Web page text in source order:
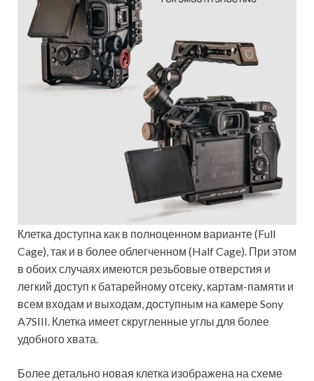
Клетка доступна как в полноценном варианте (Full
Cage), так и в более облегченном (Half Cage). При этом
в обоих случаях имеются резьбовые отверстия и
легкий доступ к батарейному отсеку, картам-памяти и
всем входам и выходам, доступным на камере Sony
A7SIII. Клетка имеет скругленные углы для более
удобного хвата.
Более детально новая клетка изображена на схеме